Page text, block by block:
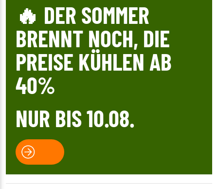
🔥 DER SOMMER
BRENNT NOCH, DIE
PREISE KÜHLEN AB
40%
NUR BIS 10.08.